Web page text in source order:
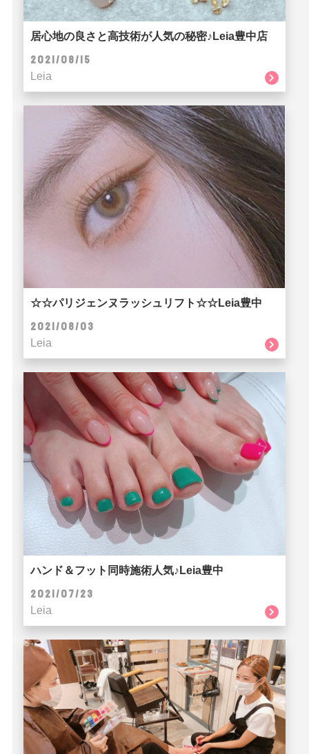
居心地の良さと高技術が人気の秘密♪Leia豊中店
2021/08/15
Leia
☆☆パリジェンヌラッシュリフト☆☆Leia豊中
2021/08/03
Leia
ハンド＆フット同時施術人気♪Leia豊中
2021/07/23
Leia